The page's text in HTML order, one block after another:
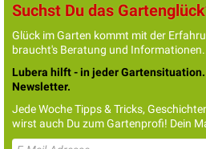
Suchst Du das
Glück im Garten kommt mit der
braucht's Beratung und
Lubera hilft - in jeder
Newsletter.
Jede Woche Tipps & Tricks,
wirst auch Du zum Gartenprofi! Dein